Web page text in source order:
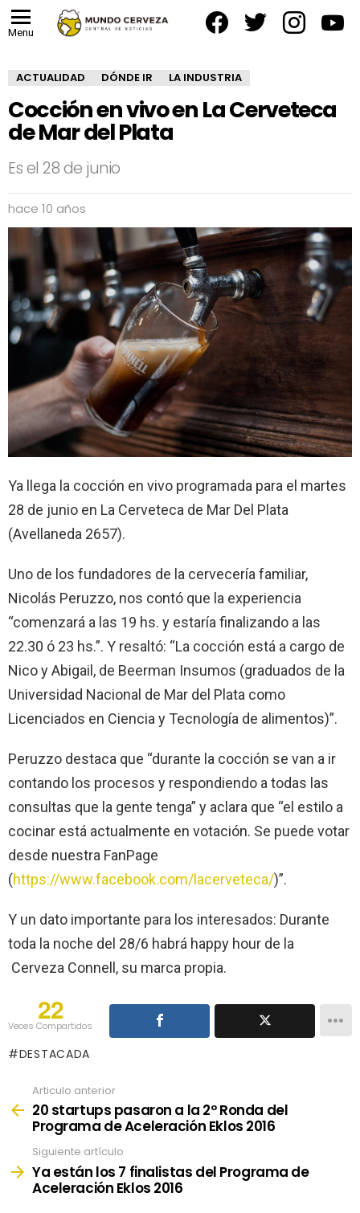
Menu
ACTUALIDAD DÓNDE IR LA INDUSTRIA
Cocción en vivo en La Cerveteca
de Mar del Plata
Es el 28 de junio
hace 10 años
Ya llega la cocción en vivo programada para el martes
28 de junio en La Cerveteca de Mar Del Plata
(Avellaneda 2657).
Uno de los fundadores de la cervecería familiar,
Nicolás Peruzzo, nos contó que la experiencia
“comenzará a las 19 hs. y estaría finalizando a las
22.30 ó 23 hs.”. Y resaltó: “La cocción está a cargo de
Nico y Abigail, de Beerman Insumos (graduados de la
Universidad Nacional de Mar del Plata como
Licenciados en Ciencia y Tecnología de alimentos)”.
Peruzzo destaca que “durante la cocción se van a ir
contando los procesos y respondiendo a todas las
consultas que la gente tenga” y aclara que “el estilo a
cocinar está actualmente en votación. Se puede votar
desde nuestra FanPage
(https://www.facebook.com/lacerveteca/)”.
Y un dato importante para los interesados: Durante
toda la noche del 28/6 habrá happy hour de la
Cerveza Connell, su marca propia.
22
Veces Compartidos
DESTACADA
more
Articulo anterior
20 startups pasaron a la 2º Ronda del
Programa de Aceleración Eklos 2016
Siguiente artículo
Ya están los 7 finalistas del Programa de
Aceleración Eklos 2016